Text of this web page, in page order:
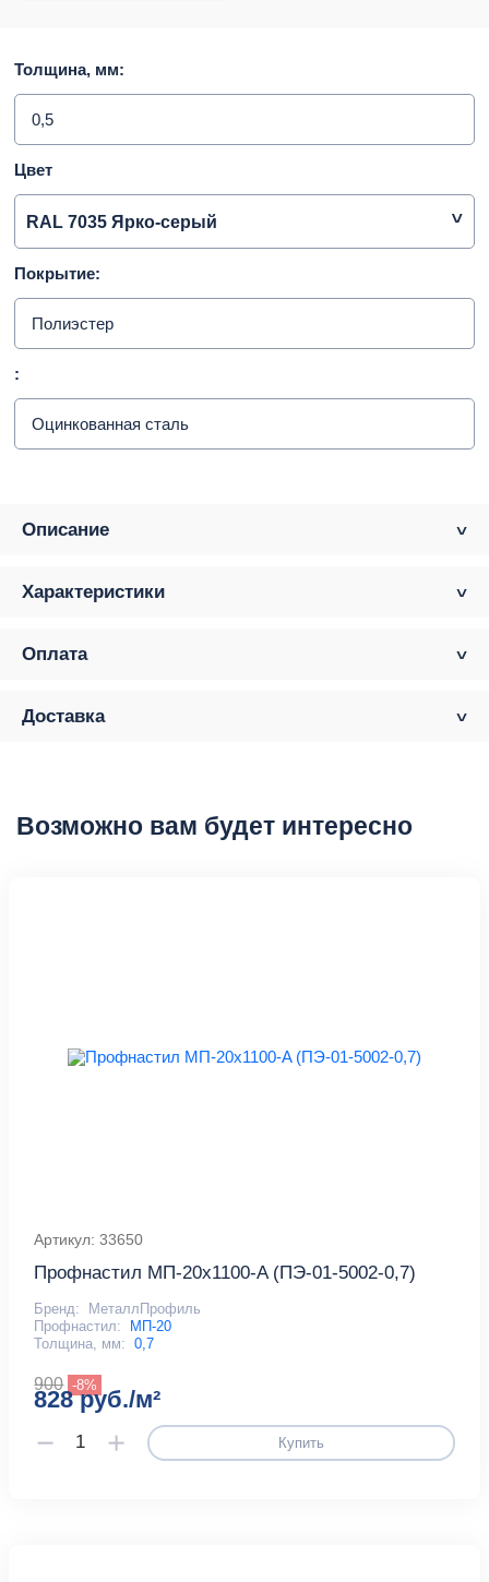
Толщина, мм:
0,5
Цвет
RAL 7035 Ярко-серый
Покрытие:
Полиэстер
:
Оцинкованная сталь
Описание
Характеристики
Оплата
Доставка
Возможно вам будет интересно
Артикул: 33650
Профнастил МП-20x1100-A (ПЭ-01-5002-0,7)
Бренд:
МеталлПрофиль
Профнастил:
МП-20
Толщина, мм: 0,7
900 -8%
828 руб./м²
Купить